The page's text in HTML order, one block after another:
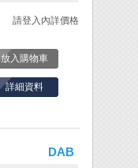
請登入內詳價格
放入購物車
詳細資料
DAB